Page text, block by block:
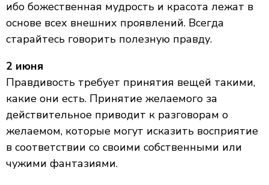
ибо божественная мудрость и красота лежат в
основе всех внешних проявлений. Всегда
старайтесь говорить полезную правду.
2 июня
Правдивость требует принятия вещей такими,
какие они есть. Принятие желаемого за
действительное приводит к разговорам о
желаемом, которые могут исказить восприятие
в соответствии со своими собственными или
чужими фантазиями.